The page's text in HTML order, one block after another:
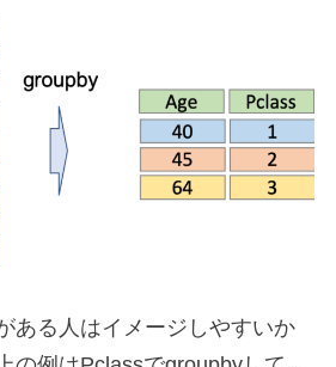
ある人はイメージしやすいか